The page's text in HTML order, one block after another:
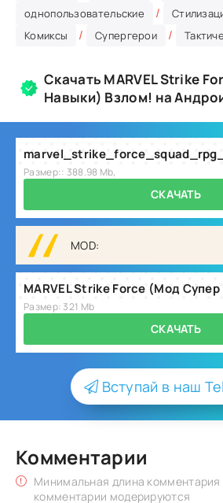
однопользовательские /
Комиксы / Супергерои /
Скачать MARVEL Strike
Навыки) Взлом! на
Размер:: 388.98 Mb,
СКАЧАТЬ
MOD:
Размер: 321 Mb
СКАЧАТЬ
Вступай в наш
Комментарии
Минимальная длина комментария
комментарии модерируются